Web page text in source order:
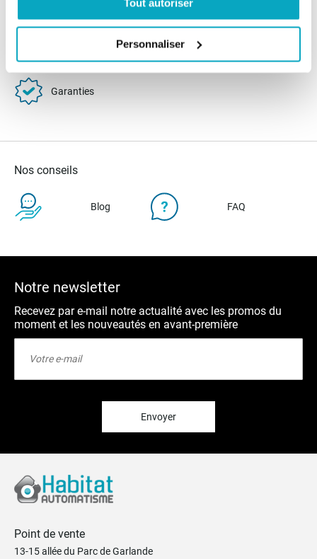
Tout autoriser
Personnaliser SAV & Retours
Garanties
Nos conseils
Blog FAQ
Notre newsletter
Recevez par e-mail notre actualité avec les promos du
moment et les nouveautés en avant-première
Envoyer
Point de vente
13-15 allée du Parc de Garlande